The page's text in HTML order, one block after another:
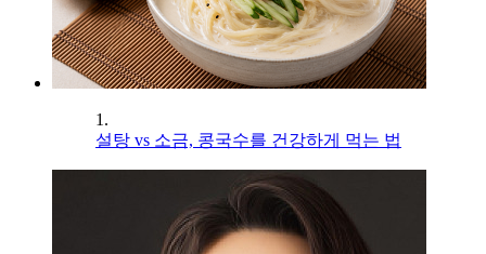
1.
설탕 vs 소금, 콩국수를 건강하게 먹는 법